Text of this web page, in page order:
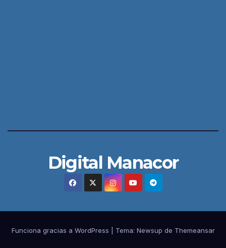
Digital Manacor
Funciona gracias a WordPress Tema: Newsup de Themeansar